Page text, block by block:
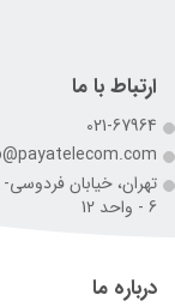
ارتباط با ما
021-67964
تهران، خیابان
6 - واحد 12
درباره ما